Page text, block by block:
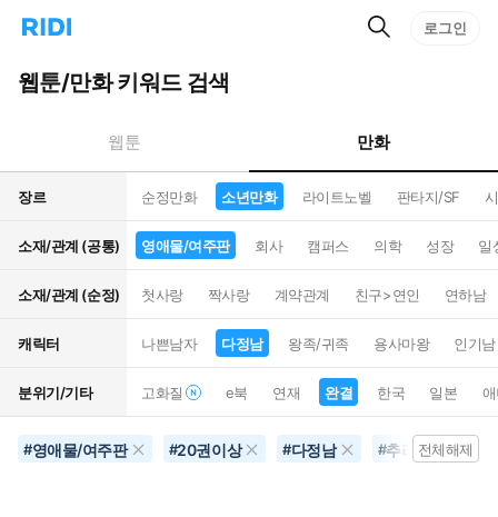
리
홈
으
턴
트
검
로그인
웹툰/만화 키워드 검색
웹툰 만화
장르 순정만화 소년만화 라이트노벨 판타지/SF
소재/관계 (공통) 영애물/여주판 회사 캠퍼스 의학 성장 일
소재/관계 (순정) 첫사랑 짝사랑 계약관계 친구>연인 연하남
캐릭터 나쁜남자 다정남 왕족/귀족 용사마왕 인기남
분위기/기타 고화질 e북 연재 완결 한국 일본
#영애물/여주판 #20권이상 #다정남 #추리물전체해제